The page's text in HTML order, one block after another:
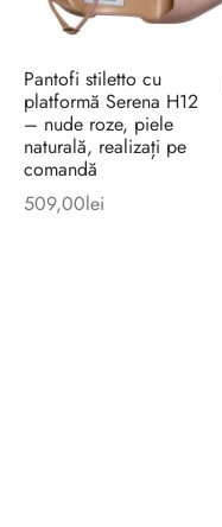
Pantofi stiletto cu
platformă Serena H12
– nude roze, piele
naturală, realizați pe
comandă
509,00lei